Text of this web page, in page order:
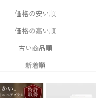
価格の安い順
価格の高い順
古い商品順
新着順